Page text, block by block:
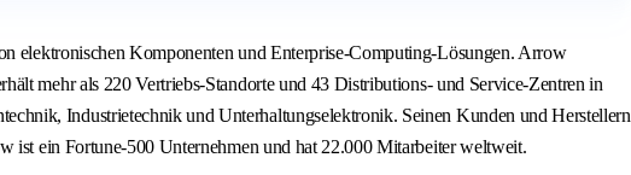
elektronischen Komponenten und Enterprise-Computing-Lösungen. Arrow
mehr als 220 Vertriebs-Standorte und 43 Distributions- und Service-Zentren in
Industrietechnik und Unterhaltungselektronik. Seinen Kunden und Herstellern
ist ein Fortune-500 Unternehmen und hat 22.000 Mitarbeiter weltweit.